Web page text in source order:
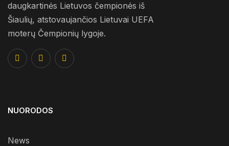
daugkartinės Lietuvos čempionės iš
Šiaulių, atstovaujančios Lietuvai UEFA
moterų Čempionių lygoje.
NUORODOS
News